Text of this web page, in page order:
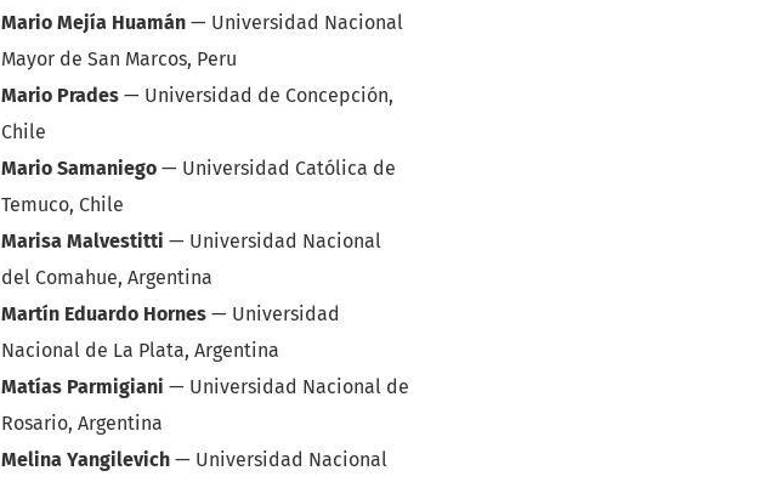
Mario Mejía Huamán — Universidad Nacional
Mayor de San Marcos, Peru
Mario Prades — Universidad de Concepción,
Chile
Mario Samaniego — Universidad Católica de
Temuco, Chile
Marisa Malvestitti — Universidad Nacional
del Comahue, Argentina
Martín Eduardo Hornes — Universidad
Nacional de La Plata, Argentina
Matías Parmigiani — Universidad Nacional de
Rosario, Argentina
Melina Yangilevich — Universidad Nacional